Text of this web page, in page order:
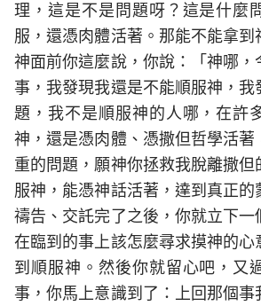
理，這是不是問題呀？這是什麼
服，還憑肉體活著。那能不能拿到
神面前你這麼說，你說：「神哪
事，我發現我還是不能順服神，我
題，我不是順服神的人哪，在許
神，還是憑肉體、憑撒但哲學活著
重的問題，願神你拯救我脫離撒但
服神，能憑神話活著，達到真正
禱告、交託完了之後，你就立下一
在臨到的事上該怎麼尋求摸神的心
到順服神。然後你就留心吧，又
事，你馬上意識到了：上回那個事